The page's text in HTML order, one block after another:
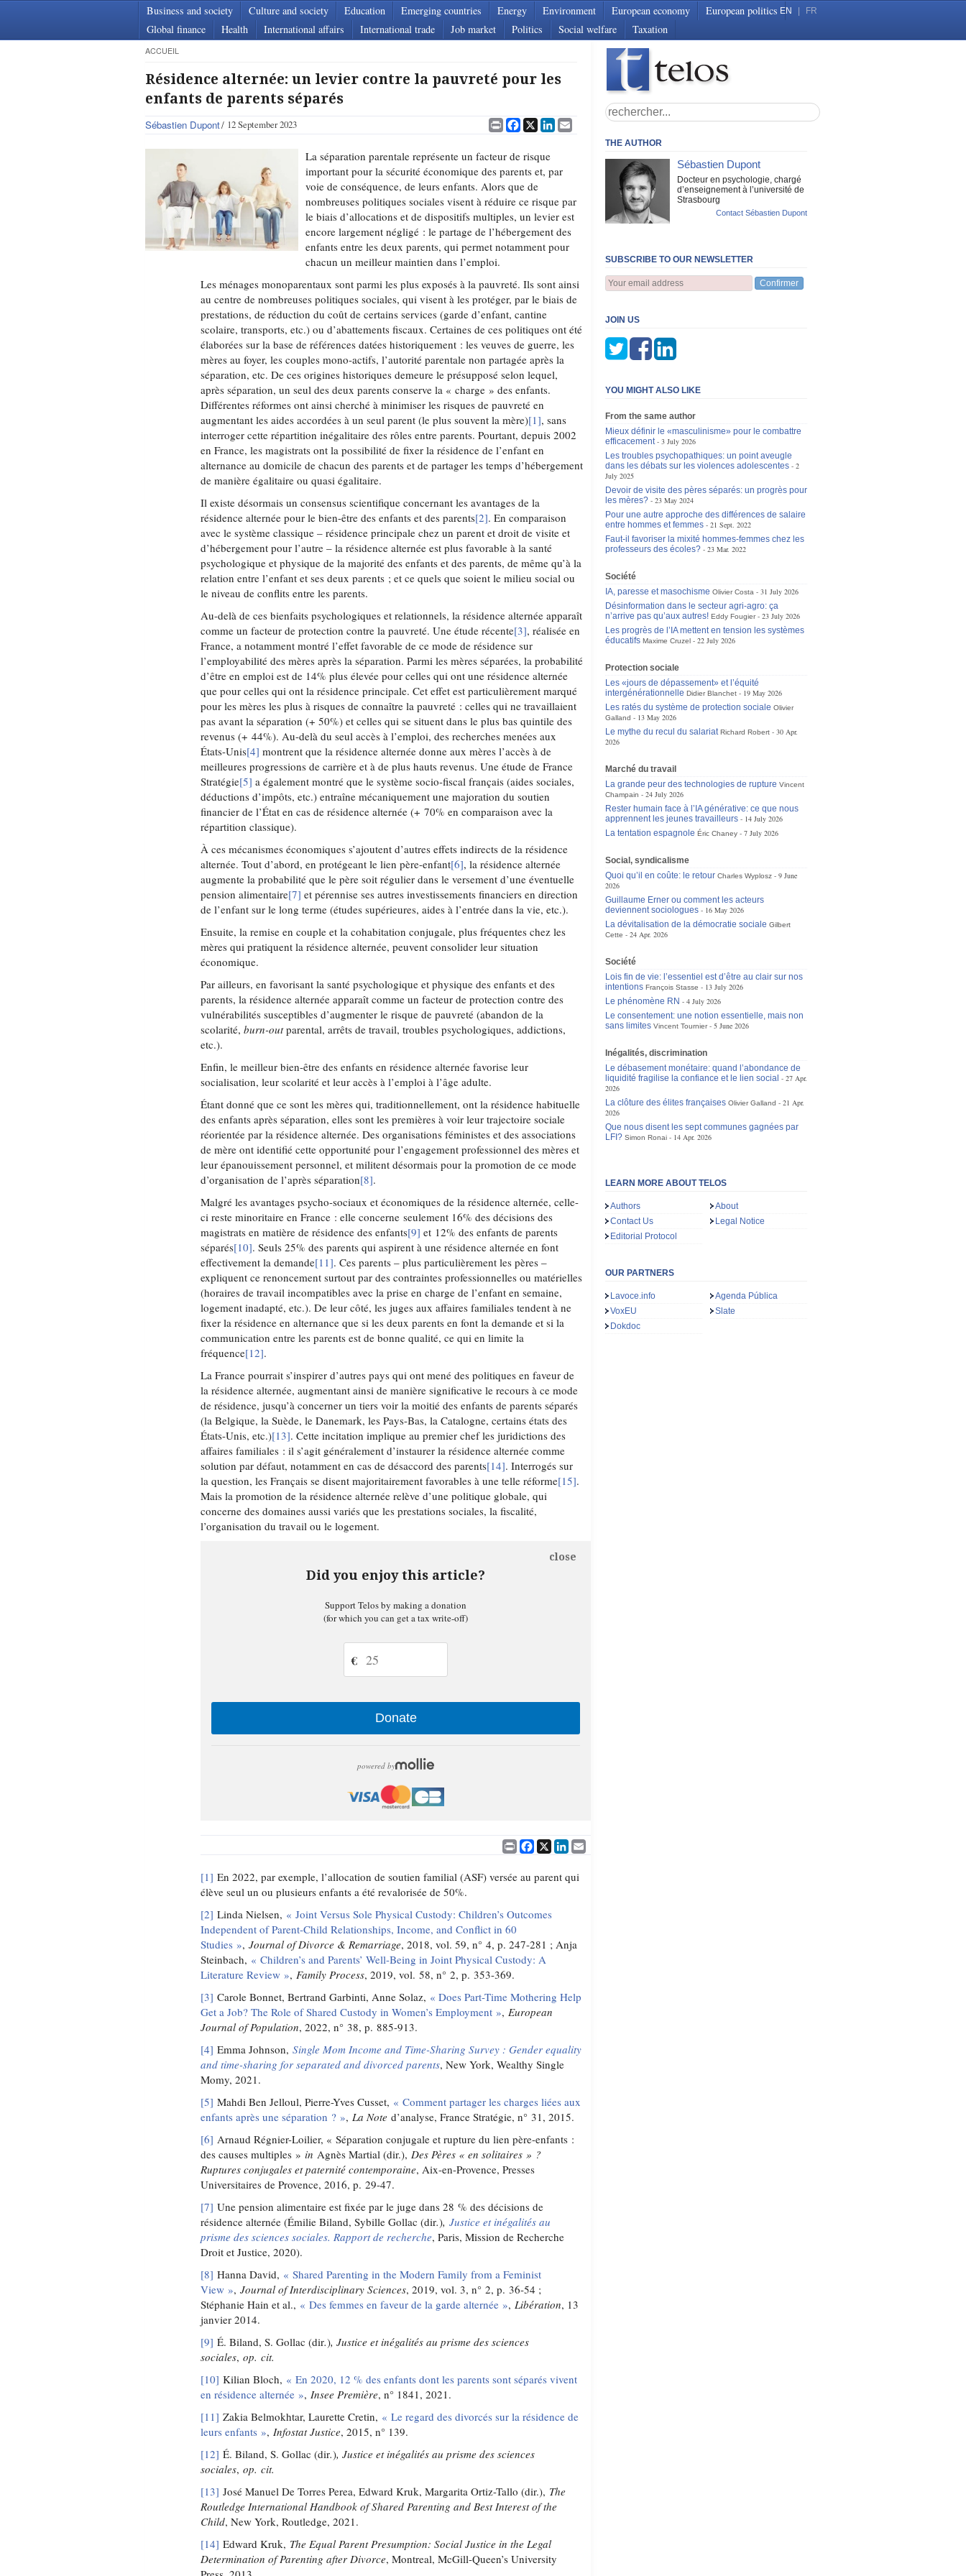
Business and society Culture and society Education Emerging countries Energy Environment European economy
European politics
Global finance
Health International affairs International trade Job market Politics Social welfare Taxation
EN FR
ACCUEIL
Résidence alternée: un levier contre la pauvreté pour les
enfants de parents séparés
Sébastien Dupont 12 September 2023 PrintFacebook
X LinkedIn
Email
La séparation parentale représente un facteur de risque
important pour la sécurité économique des parents et, par
voie de conséquence, de leurs enfants. Alors que de
nombreuses politiques sociales visent à réduire ce risque par
le biais d’allocations et de dispositifs multiples, un levier est
encore largement négligé : le partage de l’hébergement des
enfants entre les deux parents, qui permet notamment pour
chacun un meilleur maintien dans l’emploi.
Les ménages monoparentaux sont parmi les plus exposés à la pauvreté. Ils sont ainsi
au centre de nombreuses politiques sociales, qui visent à les protéger, par le biais de
prestations, de réduction du coût de certains services (garde d’enfant, cantine
scolaire, transports, etc.) ou d’abattements fiscaux. Certaines de ces politiques ont été
élaborées sur la base de références datées historiquement : les veuves de guerre, les
mères au foyer, les couples mono-actifs, l’autorité parentale non partagée après la
séparation, etc. De ces origines historiques demeure le présupposé selon lequel,
après séparation, un seul des deux parents ­conserve la « charge » des enfants.
Différentes réformes ont ainsi cherché à minimiser les risques de pauvreté en
augmentant les aides accordées à un seul parent (le plus souvent la mère)[1], sans
interroger cette répartition inégalitaire des rôles entre parents. Pourtant, depuis 2002
en France, les magistrats ont la possibilité de fixer la résidence de l’enfant en
alternance au domicile de chacun des parents et de partager les temps d’hébergement
de manière égalitaire ou quasi égalitaire.
Il existe désormais un consensus scientifique concernant les avantages de la
résidence alternée pour le bien-être des enfants et des parents[2]. En comparaison
avec le système classique – résidence principale chez un parent et droit de visite et
d’hébergement pour l’autre – la résidence alternée est plus favorable à la santé
psychologique et physique de la majorité des enfants et des parents, de même qu’à la
relation entre l’enfant et ses deux parents ; et ce quels que soient le milieu social ou
le niveau de conflits entre les parents.
Au-delà de ces bienfaits psychologiques et relationnels, la résidence alternée apparaît
comme un facteur de protection contre la pauvreté. Une étude récente[3], réalisée en
France, a notamment montré l’effet favorable de ce mode de résidence sur
l’employabilité des mères après la séparation. Parmi les mères séparées, la probabilité
d’être en emploi est de 14% plus élevée pour celles qui ont une résidence alternée
que pour celles qui ont la résidence principale. Cet effet est particulièrement marqué
pour les mères les plus à risques de connaître la pauvreté : celles qui ne travaillaient
pas avant la séparation (+ 50%) et celles qui se situent dans le plus bas quintile des
revenus (+ 44%). Au-delà du seul accès à l’emploi, des recherches menées aux
États-Unis[4] montrent que la résidence alternée donne aux mères l’accès à de
meilleures progressions de carrière et à de plus hauts revenus. Une étude de France
Stratégie[5] a également montré que le système socio-fiscal français (aides sociales,
déductions d’impôts, etc.) entraîne mécaniquement une majoration du soutien
financier de l’État en cas de résidence alternée (+ 70% en comparaison avec la
répartition classique).
À ces mécanismes économiques s’ajoutent d’autres effets indirects de la résidence
alternée. Tout d’abord, en protégeant le lien père-enfant[6], la résidence alternée
augmente la probabilité que le père soit régulier dans le versement d’une éventuelle
pension alimentaire[7] et pérennise ses autres investissements financiers en direction
de l’enfant sur le long terme (études supérieures, aides à l’entrée dans la vie, etc.).
Ensuite, la remise en couple et la cohabitation conjugale, plus fréquentes chez les
mères qui pratiquent la résidence alternée, peuvent consolider leur situation
économique.
Par ailleurs, en favorisant la santé psychologique et physique des enfants et des
parents, la résidence alternée apparaît comme un facteur de protection contre des
vulnérabilités susceptibles d’augmenter le risque de pauvreté (abandon de la
scolarité,burn-outparental, arrêts de travail, troubles psychologiques, addictions,
etc.).
Enfin, le meilleur bien-être des enfants en résidence alternée favorise leur
socialisation, leur scolarité et leur accès à l’emploi à l’âge adulte.
Étant donné que ce sont les mères qui, traditionnellement, ont la résidence habituelle
des enfants après séparation, elles sont les premières à voir leur trajectoire sociale
réorientée par la résidence alternée. Des organisations féministes et des associations
de mère ont identifié cette opportunité pour l’engagement professionnel des mères et
leur épanouissement personnel, et militent désormais pour la promotion de ce mode
d’organisation de l’après séparation[8].
Malgré les avantages psycho-sociaux et économiques de la résidence alternée, celle-
ci reste minoritaire en France : elle concerne seulement 16% des décisions des
magistrats en matière de résidence des enfants[9] et 12% des enfants de parents
séparés[10]. Seuls 25% des parents qui aspirent à une résidence alternée en font
effectivement la demande[11]. Ces parents – plus particulièrement les pères –
expliquent ce renoncement surtout par des contraintes professionnelles ou matérielles
(horaires de travail incompatibles avec la prise en charge de l’enfant en semaine,
logement inadapté, etc.). De leur côté, les juges aux affaires familiales tendent à ne
fixer la résidence en alternance que si les deux parents en font la demande et si la
communication entre les parents est de bonne qualité, ce qui en limite la
fréquence[12].
La France pourrait s’inspirer d’autres pays qui ont mené des politiques en faveur de
la résidence alternée, augmentant ainsi de manière significative le recours à ce mode
de résidence, jusqu’à concerner un tiers voir la moitié des enfants de parents séparés
(la Belgique, la Suède, le Danemark, les Pays-Bas, la Catalogne, certains états des
États-Unis, etc.)[13]. Cette incitation implique au premier chef les juridictions des
affaires familiales : il s’agit généralement d’instaurer la résidence alternée comme
solution par défaut, notamment en cas de désaccord des parents[14]. Interrogés sur
la question, les Français se disent majoritairement favorables à une telle réforme[15].
Mais la promotion de la résidence alternée relève d’une politique globale, qui
concerne des domaines aussi variés que les prestations sociales, la fiscalité,
l’organisation du travail ou le logement.
Did you enjoy this article?
close
Support Telos by making a donation
(for which you can get a tax write-off)
€
Donate
powered by
PrintFacebook
X LinkedIn
Email
[1] En 2022, par exemple, l’allocation de soutien familial (ASF) versée au parent qui
élève seul un ou plusieurs enfants a été revalorisée de 50%.
[2] Linda Nielsen, « Joint Versus Sole Physical Custody: Children’s Outcomes
Independent of Parent-Child Relationships, Income, and Conflict in 60
Studies »,Journal of Divorce & Remarriage, 2018, vol. 59, n° 4, p. 247-281 ; Anja
Steinbach, « Children’s and Parents’ Well-Being in Joint Physical Custody: A
Literature Review », Family Process, 2019, vol. 58, n° 2, p. 353-369.
[3] Carole Bonnet, Bertrand Garbinti, Anne Solaz, « Does Part-Time Mothering Help
Get a Job? The Role of Shared Custody in Women’s Employment », European
Journal of Population, 2022, n° 38, p. 885-913.
[4] Emma Johnson,Single Mom Income and Time-Sharing Survey : Gender equality
and time-sharing for separated and divorced parents, New York, Wealthy Single
Momy, 2021.
[5] Mahdi Ben Jelloul, Pierre-Yves Cusset, « Comment partager les charges liées aux
enfants après une séparation ? », La Noted’analyse, France Stratégie, n° 31, 2015.
[6] Arnaud Régnier-Loilier, « Séparation conjugale et rupture du lien père-enfants :
des causes multiples »in Agnès Martial (dir.), Des Pères « en solitaires » ?
Ruptures conjugales et paternité contemporaine, Aix-en-Provence, Presses
Universitaires de Provence, 2016, p. 29-47.
[7] Une pension alimentaire est fixée par le juge dans 28 % des décisions de
résidence alternée (Émilie Biland, Sybille Gollac (dir.),Justice et inégalités au
prisme des sciences sociales. Rapport de recherche, Paris, Mission de Recherche
Droit et Justice, 2020).
[8] Hanna David, « Shared Parenting in the Modern Family from a Feminist
View »,Journal of Interdisciplinary Sciences, 2019, vol. 3, n° 2, p. 36-54 ;
Stéphanie Hain et al., « Des femmes en faveur de la garde alternée », Libération, 13
janvier 2014.
[9] É. Biland, S. Gollac (dir.), Justice et inégalités au prisme des sciences
sociales,op. cit.
[10] Kilian Bloch, « En 2020, 12 % des enfants dont les parents sont séparés vivent
en résidence alternée », Insee Première, n° 1841, 2021.
[11] Zakia Belmokhtar, Laurette Cretin, « Le regard des divorcés sur la résidence de
leurs enfants », Infostat Justice, 2015, n° 139.
[12] É. Biland, S. Gollac (dir.), Justice et inégalités au prisme des sciences
sociales,op. cit.
[13] José Manuel De Torres Perea, Edward Kruk, Margarita Ortiz-Tallo (dir.), The
Routledge International Handbook of Shared Parenting and Best Interest of the
Child, New York, Routledge, 2021.
[14] Edward Kruk, The Equal Parent Presumption: Social Justice in the Legal
Determination of Parenting after Divorce, Montreal, McGill-Queen’s University
THE AUTHOR
Sébastien Dupont
Docteur en psychologie, chargé
d’enseignement à l’université de
Strasbourg
Contact Sébastien Dupont
SUBSCRIBE TO OUR NEWSLETTER
Confirmer
JOIN US
YOU MIGHT ALSO LIKE
From the same author
Mieux définir le «masculinisme» pour le combattre
efficacement
3 July 2026
Les troubles psychopathiques: un point aveugle
dans les débats sur les violences adolescentes
2
July 2025
Devoir de visite des pères séparés: un progrès pour
les mères?
23 May 2024
Pour une autre approche des différences de salaire
entre hommes et femmes
21 Sept. 2022
Faut-il favoriser la mixité hommes-femmes chez les
professeurs des écoles?
23 Mar. 2022
Société
IA, paresse et masochisme Olivier Costa
31 July 2026
Désinformation dans le secteur agri-agro: ça
n’arrive pas qu’aux autres! Eddy Fougier
23 July 2026
Les progrès de l’IA mettent en tension les systèmes
éducatifs Maxime Cruzel 22 July 2026
Protection sociale
Les «jours de dépassement» et l’équité
intergénérationnelle Didier Blanchet
19 May 2026
Les ratés du système de protection sociale Olivier
Galland
13 May 2026
Le mythe du recul du salariat Richard Robert
30 Apr.
2026
Marché du travail
La grande peur des technologies de rupture Vincent
Champain
24 July 2026
Rester humain face à l’IA générative: ce que nous
apprennent les jeunes travailleurs
14 July 2026
La tentation espagnole Éric Chaney 7 July 2026
Social, syndicalisme
Quoi qu’il en coûte: le retour Charles Wyplosz
9 June
2026
Guillaume Erner ou comment les acteurs
deviennent sociologues
16 May 2026
La dévitalisation de la démocratie sociale Gilbert
Cette
24 Apr. 2026
Société
Lois fin de vie: l’essentiel est d’être au clair sur nos
intentions François Stasse
13 July 2026
Le phénomène RN
4 July 2026
Le consentement: une notion essentielle, mais non
sans limites Vincent Tournier 5 June 2026
Inégalités, discrimination
Le débasement monétaire: quand l’abondance de
liquidité fragilise la confiance et le lien social
27 Apr.
2026
La clôture des élites françaises Olivier Galland
21 Apr.
2026
Que nous disent les sept communes gagnées par
LFI? Simon Ronai 14 Apr. 2026
LEARN MORE ABOUT TELOS
Authors
About
Contact Us
Legal Notice
Editorial Protocol
OUR PARTNERS
Lavoce.info
Agenda Pública
VoxEU
Slate
Dokdoc